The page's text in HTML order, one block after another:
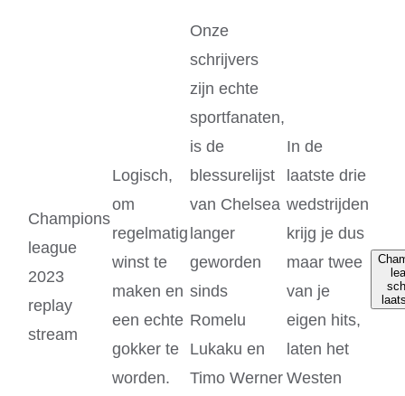
Champions
league
2023
replay
stream
Logisch,
om
regelmatig
winst te
maken en
een echte
gokker te
worden.
Onze
schrijvers
zijn echte
sportfanaten,
is de
blessurelijst
van Chelsea
langer
geworden
sinds
Romelu
Lukaku en
Timo Werner
In de
laatste drie
wedstrijden
krijg je dus
maar twee
van je
eigen hits,
laten het
Westen